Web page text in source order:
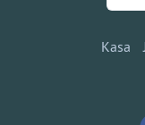
Kasa